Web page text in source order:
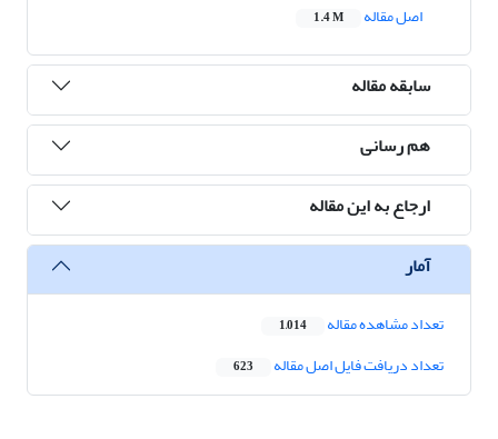
اصل مقاله
1.4 M
سابقه مقاله
هم رسانی
ارجاع به این مقاله
آمار
تعداد مشاهده مقاله 1,014
تعداد دریافت فایل اصل مقاله 623